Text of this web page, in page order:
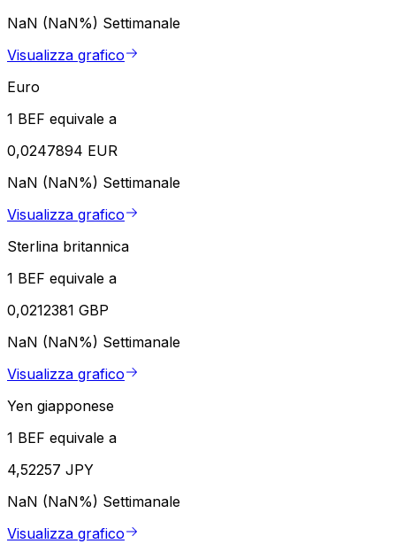
NaN (NaN%) Settimanale
Visualizza grafico
Euro
1 BEF equivale a
0,0247894 EUR
NaN (NaN%) Settimanale
Visualizza grafico
Sterlina britannica
1 BEF equivale a
0,0212381 GBP
NaN (NaN%) Settimanale
Visualizza grafico
Yen giapponese
1 BEF equivale a
4,52257 JPY
NaN (NaN%) Settimanale
Visualizza grafico